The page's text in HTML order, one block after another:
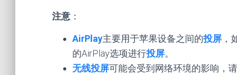
注意 ：
AirPlay主要用于苹果设备之间的投屏 ，
的AirPlay选项进行投屏。
无线投屏可能会受到网络环境的影响，